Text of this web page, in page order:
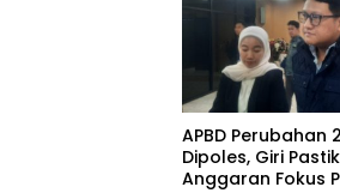
APBD Perubahan
Dipoles, Giri
Anggaran Fokus